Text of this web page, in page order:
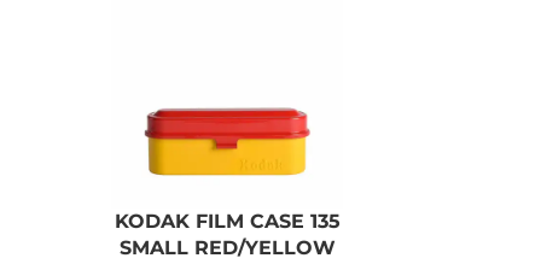
KODAK FILM CASE 135
SMALL RED/YELLOW